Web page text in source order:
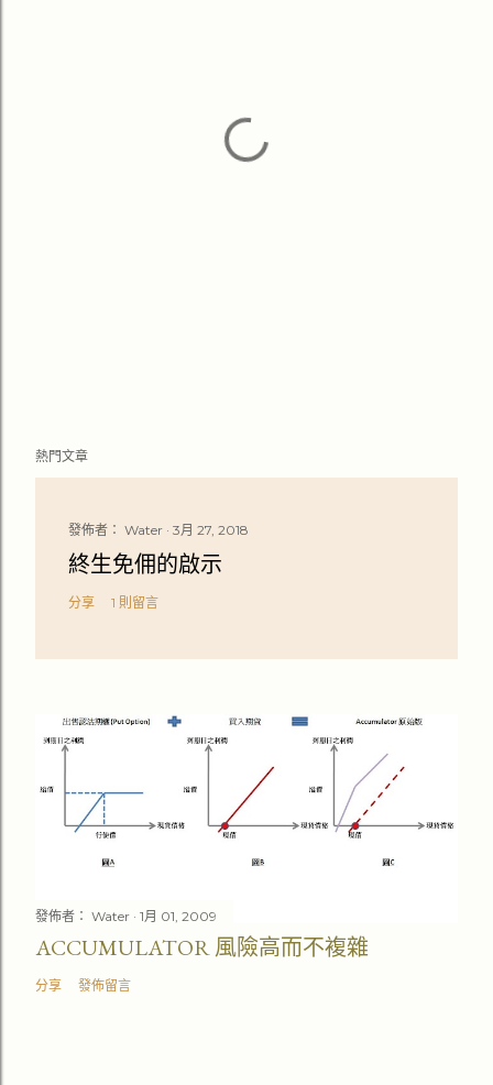
熱門文章
發佈者： Water 3月 27, 2018
終生免佣的啟示
分享 1 則留言
發佈者： Water 1月 01, 2009
ACCUMULATOR 風險高而不複雜
分享 發佈留言